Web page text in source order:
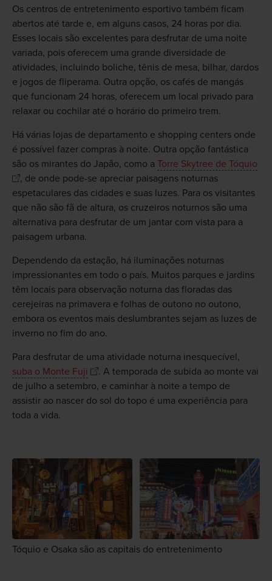
Os centros de entretenimento esportivo também ficam
abertos até tarde e, em alguns casos, 24 horas por dia.
Esses locais são excelentes para desfrutar de uma noite
variada, pois oferecem uma grande diversidade de
atividades, incluindo boliche, tênis de mesa, bilhar, dardos
e jogos de fliperama. Outra opção, os cafés de mangás
que funcionam 24 horas, oferecem um local privado para
relaxar ou cochilar até o horário do primeiro trem.
Há várias lojas de departamento e shopping centers onde
é possível fazer compras à noite. Outra opção fantástica
são os mirantes do Japão, como a Torre Skytree de Tóquio
, de onde pode-se apreciar paisagens noturnas
espetaculares das cidades e suas luzes. Para os visitantes
que não são fã de altura, os cruzeiros noturnos são uma
alternativa para desfrutar de um jantar com vista para a
paisagem urbana.
Dependendo da estação, há iluminações noturnas
impressionantes em todo o país. Muitos parques e jardins
têm locais para observação noturna das floradas das
cerejeiras na primavera e folhas de outono no outono,
embora os eventos mais deslumbrantes sejam as luzes de
inverno no fim do ano.
Para desfrutar de uma atividade noturna inesquecível,
suba o Monte Fuji
. A temporada de subida ao monte vai
de julho a setembro, e caminhar à noite a tempo de
assistir ao nascer do sol do topo é uma experiência para
toda a vida.
Tóquio e Osaka são as capitais do entretenimento